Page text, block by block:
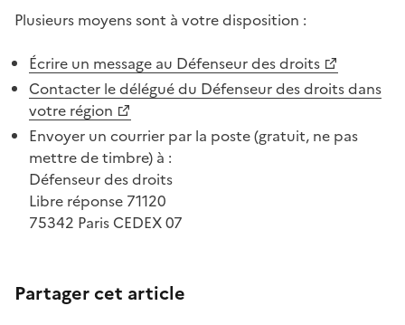
Plusieurs moyens sont à votre disposition :
Écrire un message au Défenseur des droits
Contacter le délégué du Défenseur des droits dans
votre région
Envoyer un courrier par la poste (gratuit, ne pas
mettre de timbre) à :
Défenseur des droits
Libre réponse 71120
75342 Paris CEDEX 07
Partager cet article